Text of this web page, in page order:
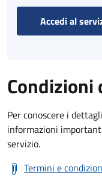
Accedi al
Condizioni
Per conoscere i
informazioni
servizio.
Termini e